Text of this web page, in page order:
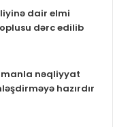
dair elmi
dərc edilib
nəqliyyat
hazırdır